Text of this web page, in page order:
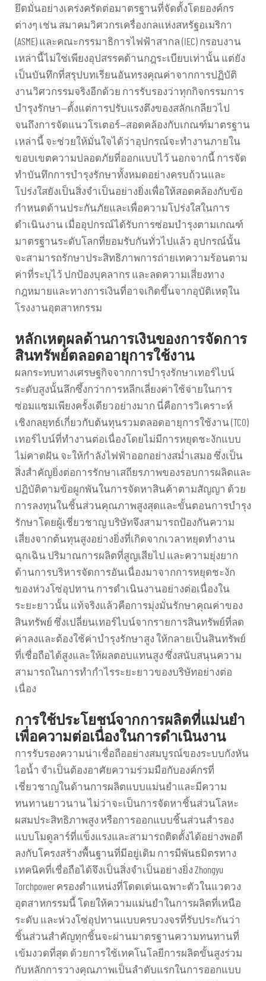
ยึดมั่นอย่างเคร่งครัดต่อมาตรฐานที่จัดตั้งโดยองค์กร
ต่างๆ เช่น สมาคมวิศวกรเครื่องกลแห่งสหรัฐอเมริกา
(ASME) และคณะกรรมาธิการไฟฟ้าสากล (IEC) กรอบงาน
เหล่านี้ไม่ใช่เพียงอุปสรรคด้านกฎระเบียบเท่านั้น แต่ยัง
เป็นบันทึกที่สรุปบทเรียนอันทรงคุณค่าจากการปฏิบัติ
งานวิศวกรรมจริงอีกด้วย การรับรองว่าทุกกิจกรรมการ
บำรุงรักษา—ตั้งแต่การปรับแรงตึงของสลักเกลียวไป
จนถึงการจัดแนวโรเตอร์—สอดคล้องกับเกณฑ์มาตรฐาน
เหล่านี้ จะช่วยให้มั่นใจได้ว่าอุปกรณ์จะทำงานภายใน
ขอบเขตความปลอดภัยที่ออกแบบไว้ นอกจากนี้ การจัด
ทำบันทึกการบำรุงรักษาทั้งหมดอย่างครบถ้วนและ
โปร่งใสยังเป็นสิ่งจำเป็นอย่างยิ่งเพื่อให้สอดคล้องกับข้อ
กำหนดด้านประกันภัยและเพื่อความโปร่งใสในการ
ดำเนินงาน เมื่ออุปกรณ์ได้รับการซ่อมบำรุงตามเกณฑ์
มาตรฐานระดับโลกที่ยอมรับกันทั่วไปแล้ว อุปกรณ์นั้น
จะสามารถรักษาประสิทธิภาพการถ่ายเทความร้อนตาม
ค่าที่ระบุไว้ ปกป้องบุคลากร และลดความเสี่ยงทาง
กฎหมายและทางการเงินที่อาจเกิดขึ้นจากอุบัติเหตุใน
โรงงานอุตสาหกรรม
หลักเหตุผลด้านการเงินของการจัดการ
สินทรัพย์ตลอดอายุการใช้งาน
ผลกระทบทางเศรษฐกิจจากการบำรุงรักษาเทอร์ไบน์
ระดับสูงนั้นลึกซึ้งกว่าการหลีกเลี่ยงค่าใช้จ่ายในการ
ซ่อมแซมเพียงครั้งเดียวอย่างมาก นี่คือการวิเคราะห์
เชิงกลยุทธ์เกี่ยวกับต้นทุนรวมตลอดอายุการใช้งาน (TCO)
เทอร์ไบน์ที่ทำงานต่อเนื่องโดยไม่มีการหยุดชะงักแบบ
ไม่คาดฝัน จะให้กำลังไฟฟ้าออกอย่างสม่ำเสมอ ซึ่งเป็น
สิ่งสำคัญยิ่งต่อการรักษาเสถียรภาพของรอบการผลิตและ
ปฏิบัติตามข้อผูกพันในการจัดหาสินค้าตามสัญญา ด้วย
การลงทุนในชิ้นส่วนคุณภาพสูงสุดและขั้นตอนการบำรุง
รักษาโดยผู้เชี่ยวชาญ บริษัทจึงสามารถป้องกันความ
เสี่ยงจากต้นทุนสูงอย่างยิ่งที่เกิดจากเวลาหยุดทำงาน
ฉุกเฉิน ปริมาณการผลิตที่สูญเสียไป และความยุ่งยาก
ด้านการบริหารจัดการอันเนื่องมาจากการหยุดชะงัก
ของห่วงโซ่อุปทาน การดำเนินงานอย่างต่อเนื่องใน
ระยะยาวนั้น แท้จริงแล้วคือการมุ่งมั่นรักษาคุณค่าของ
สินทรัพย์ ซึ่งเปลี่ยนเทอร์ไบน์จากรายการสินทรัพย์ที่ลด
ค่าลงและต้องใช้ค่าบำรุงรักษาสูง ให้กลายเป็นสินทรัพย์
ที่เชื่อถือได้สูงและให้ผลตอบแทนสูง ซึ่งสนับสนุนความ
สามารถในการทำกำไรระยะยาวของบริษัทอย่างต่อ
เนื่อง
การใช้ประโยชน์จากการผลิตที่แม่นยำ
เพื่อความต่อเนื่องในการดำเนินงาน
การรับรองความน่าเชื่อถืออย่างสมบูรณ์ของระบบกังหัน
ไอน้ำ จำเป็นต้องอาศัยความร่วมมือกับองค์กรที่
เชี่ยวชาญในด้านการผลิตแบบแม่นยำและมีความ
ทนทานยาวนาน ไม่ว่าจะเป็นการจัดหาชิ้นส่วนโลหะ
ผสมประสิทธิภาพสูง หรือการออกแบบชิ้นส่วนสำรอง
แบบโมดูลาร์ที่แข็งแรงและสามารถติดตั้งได้อย่างพอดี
ลงกับโครงสร้างพื้นฐานที่มีอยู่เดิม การมีพันธมิตรทาง
เทคนิคที่เชื่อถือได้จึงเป็นสิ่งจำเป็นอย่างยิ่ง Zhongyu
Torchpower ครองตำแหน่งที่โดดเด่นเฉพาะตัวในแวดวง
อุตสาหกรรมนี้ โดยให้ความแม่นยำในการผลิตที่เหนือ
ระดับ และห่วงโซ่อุปทานแบบครบวงจรที่รับประกันว่า
ชิ้นส่วนสำคัญทุกชิ้นจะผ่านมาตรฐานความทนทานที่
เข้มงวดที่สุด ด้วยการใช้เทคโนโลยีการผลิตขั้นสูงร่วม
กับหลักการวางคุณภาพเป็นลำดับแรกในการออกแบบ